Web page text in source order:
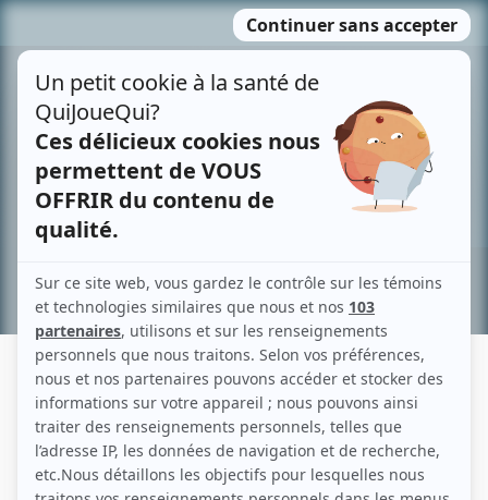
MENU
contenu
Recherche avancée »
JEAN MATHIEU
Liens
Fiche de Jean Mathieu sur Showbizz.net